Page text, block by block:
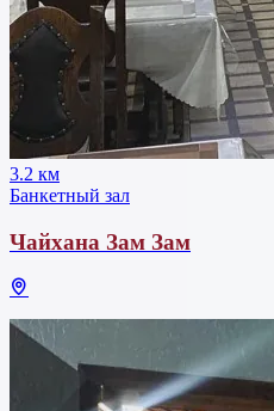
3.2 км
Банкетный зал
Чайхана Зам Зам